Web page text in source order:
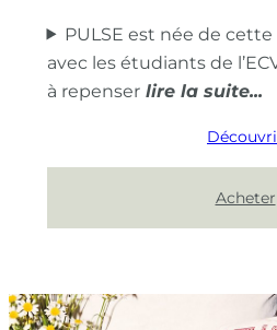
PULSE est née de
avec les étudiants de
à repenser
Acheter